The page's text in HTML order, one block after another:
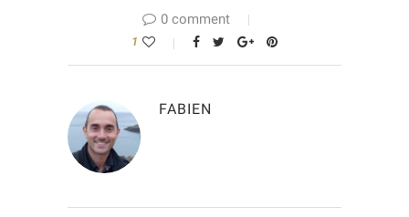
0 comment
1
FABIEN